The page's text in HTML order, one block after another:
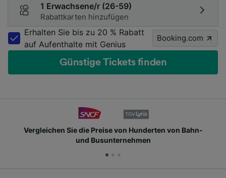
1 Erwachsene/r (26-59)
Rabattkarten hinzufügen
Erhalten Sie bis zu 20 % Rabatt
auf Aufenthalte mit Genius
Booking.com
Günstige Tickets finden
Vergleichen Sie die Preise von Hunderten von Bahn-
und Busunternehmen